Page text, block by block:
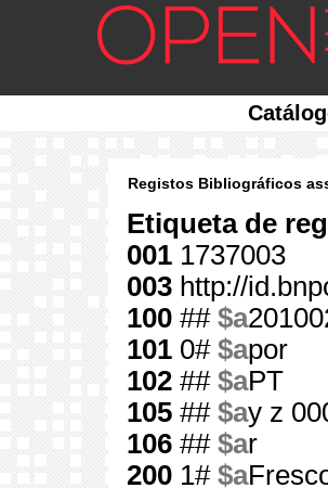
Registos Bibliográficos
Etiqueta de
001 1737003
003 http://
100 ## $a
101 0# $apor
102 ## $aPT
105 ## $ay z
106 ## $ar
200 1# $a